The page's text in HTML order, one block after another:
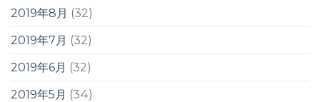
2019年8月 (32)
2019年7月 (32)
2019年6月 (32)
2019年5月 (34)